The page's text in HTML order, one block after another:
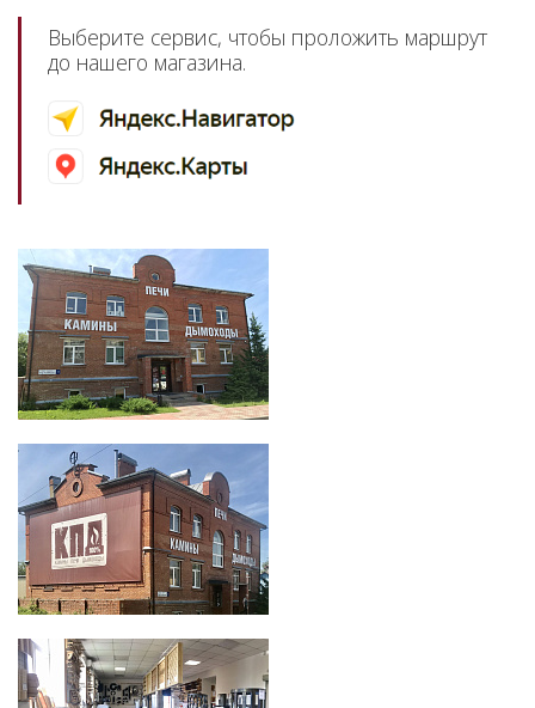
Выберите сервис, чтобы проложить маршрут
до нашего магазина.